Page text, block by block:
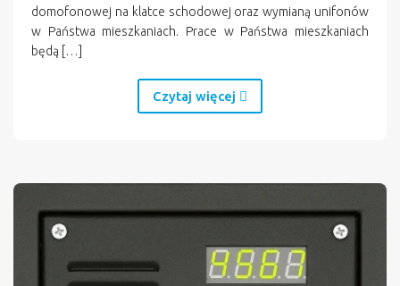
domofonowej na klatce schodowej oraz wymianą unifonów
w Państwa mieszkaniach. Prace w Państwa mieszkaniach
będą […]
Czytaj więcej